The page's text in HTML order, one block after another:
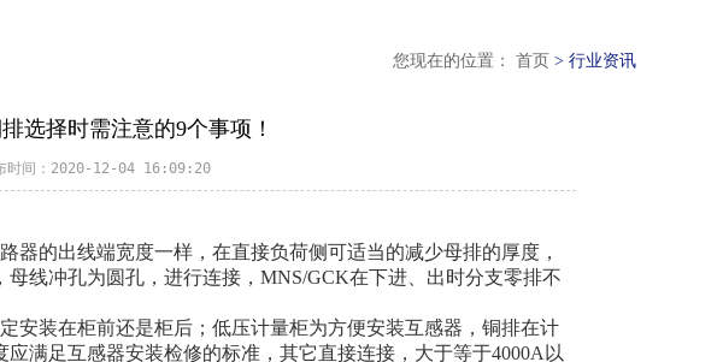
您现在的位置： 首页 > 行业资讯
选择时需注意的9个事项！
时间：2020-12-04 16:09:20
器的出线端宽度一样，在直接负荷侧可适当的减少母排的厚度，
线冲孔为圆孔，进行连接，MNS/GCK在下进、出时分支零排不
安装在柜前还是柜后；低压计量柜为方便安装互感器，铜排在计
满足互感器安装检修的标准，其它直接连接，大于等于4000A以